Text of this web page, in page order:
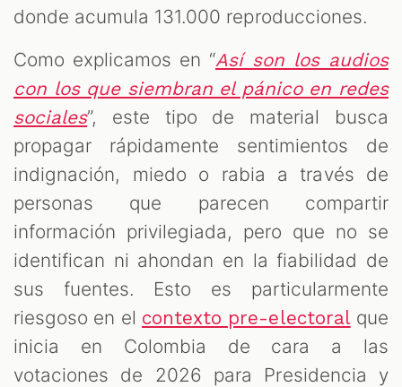
donde acumula 131.000 reproducciones.
Como explicamos en “Así son los audios
con los que siembran el pánico en redes
sociales”, este tipo de material busca
propagar rápidamente sentimientos de
indignación, miedo o rabia a través de
personas que parecen compartir
información privilegiada, pero que no se
identifican ni ahondan en la fiabilidad de
sus fuentes. Esto es particularmente
riesgoso en el contexto pre-electoralque
inicia en Colombia de cara a las
votaciones de 2026 para Presidencia y